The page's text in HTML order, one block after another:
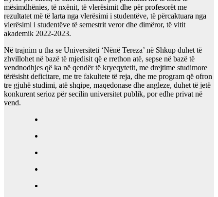
mësimdhënies, të nxënit, të vlerësimit dhe për profesorët me
rezultatet më të larta nga vlerësimi i studentëve, të përcaktuara nga
vlerësimi i studentëve të semestrit veror dhe dimëror, të vitit
akademik 2022‐2023.
Në trajnim u tha se Universiteti ‘Nënë Tereza’ në Shkup duhet të
zhvillohet në bazë të mjedisit që e rrethon atë, sepse në bazë të
vendnodhjes që ka në qendër të kryeqytetit, me drejtime studimore
tërësisht deficitare, me tre fakultete të reja, dhe me program që ofron
tre gjuhë studimi, atë shqipe, maqedonase dhe angleze, duhet të jetë
konkurent serioz për secilin universitet publik, por edhe privat në
vend.